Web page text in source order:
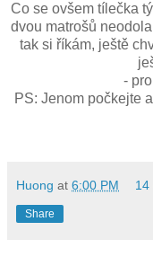
Co se ovšem tílečka
dvou matrošů
tak si říkám, ještě
-
PS: Jenom počkejte
Huong at 6:00 PM 14
Share